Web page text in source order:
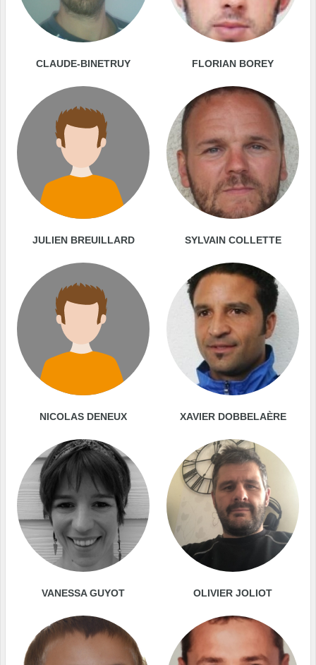
CLAUDE-BINETRUY FLORIAN BOREY
JULIEN BREUILLARD SYLVAIN COLLETTE
NICOLAS DENEUX XAVIER DOBBELAÈRE
VANESSA GUYOT OLIVIER JOLIOT